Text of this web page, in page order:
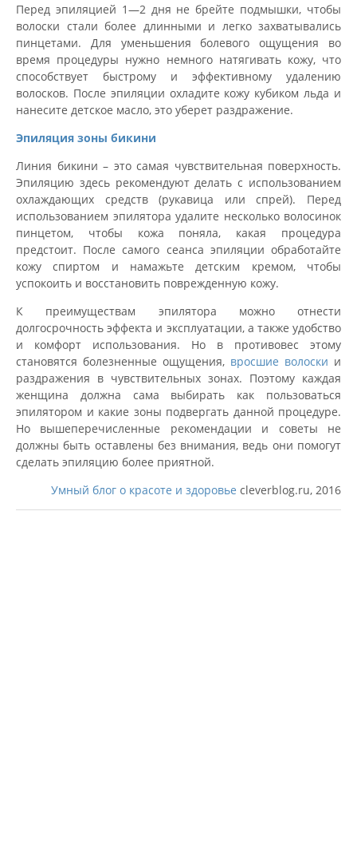
Перед эпиляцией 1—2 дня не брейте подмышки, чтобы
волоски стали более длинными и легко захватывались
пинцетами. Для уменьшения болевого ощущения во
время процедуры нужно немного натягивать кожу, что
способствует быстрому и эффективному удалению
волосков. После эпиляции охладите кожу кубиком льда и
нанесите детское масло, это уберет раздражение.
Эпиляция зоны бикини
Линия бикини – это самая чувствительная поверхность.
Эпиляцию здесь рекомендуют делать с использованием
охлаждающих средств (рукавица или спрей). Перед
использованием эпилятора удалите несколько волосинок
пинцетом, чтобы кожа поняла, какая процедура
предстоит. После самого сеанса эпиляции обработайте
кожу спиртом и намажьте детским кремом, чтобы
успокоить и восстановить поврежденную кожу.
К преимуществам эпилятора можно отнести
долгосрочность эффекта и эксплуатации, а также удобство
и комфорт использования. Но в противовес этому
становятся болезненные ощущения, вросшие волоски и
раздражения в чувствительных зонах. Поэтому каждая
женщина должна сама выбирать как пользоваться
эпилятором и какие зоны подвергать данной процедуре.
Но вышеперечисленные рекомендации и советы не
должны быть оставлены без внимания, ведь они помогут
сделать эпиляцию более приятной.
Умный блог о красоте и здоровье cleverblog.ru, 2016